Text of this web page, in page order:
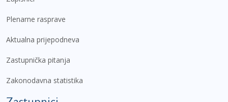
Plenarne rasprave
Aktualna prijepodneva
Zastupnička pitanja
Zakonodavna statistika